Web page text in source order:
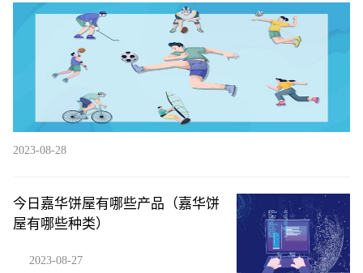
2023-08-28
今日嘉华饼屋有哪些产品（嘉华饼
屋有哪些种类）
2023-08-27